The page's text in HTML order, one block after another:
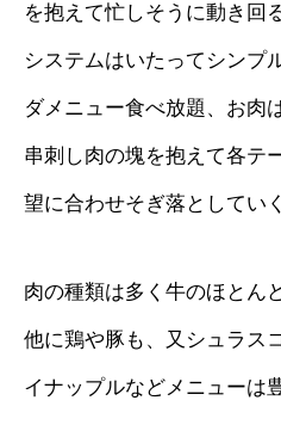
を抱えて忙しそうに動き回
システムはいたってシンプ
ダメニュー食べ放題、お肉
串刺し肉の塊を抱えて各テ
望に合わせそぎ落としてい
肉の種類は多く牛のほとん
他に鶏や豚も、又シュラス
イナップルなどメニューは